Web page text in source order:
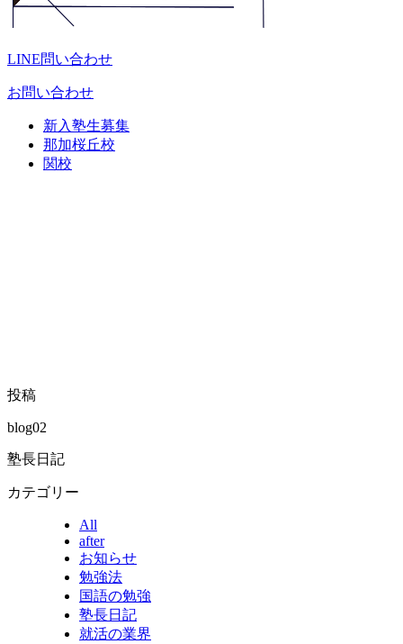
LINE問い合わせ
お問い合わせ
新入塾生募集
那加桜丘校
関校
投稿
blog02
塾長日記
カテゴリー
All
after
お知らせ
勉強法
国語の勉強
塾長日記
就活の業界